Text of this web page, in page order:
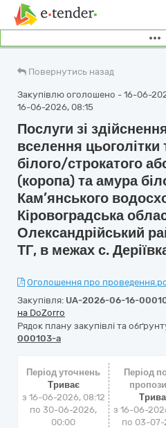
Повернутись назад
Закупівлю оголошено - 16-06-
16-06-2026, 08:15
Послуги зі
вселення
білого/строкатого
(коропа) та амура
Кам’янського
Кіровоградська
Олександрійський
ТГ, в межах с.
Оголошення про
Закупівля: UA-2026-06-16-
на DoZorro
Рядок плану закупівлі та
000103-a
Період уточнень
Триває
з 16-06-2026, 08:12
по 30-06-2026,
00:00
Період
з 16-06-
по 03-07-